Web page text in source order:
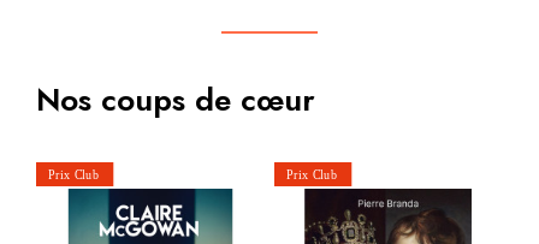
Nos coups de cœur